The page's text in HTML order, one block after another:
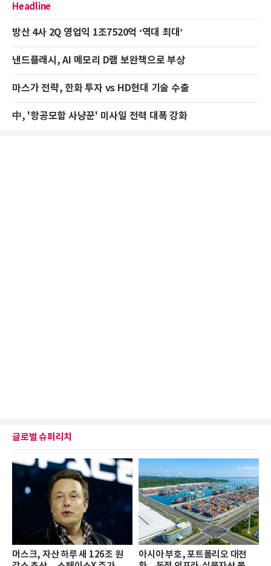
Headline
방산 4사 2Q 영업익 1조7520억 ‘역대 최대’
낸드플래시, AI 메모리 D램 보완책으로 부상
마스가 전략, 한화 투자 vs HD현대 기술 수출
中, '항공모함 사냥꾼' 미사일 전력 대폭 강화
글로벌 슈퍼리치
머스크, 자산 하루 새 126조 원
아시아 부호, 포트폴리오 대전